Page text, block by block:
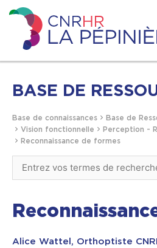
to
content
Centre
national
de
handicaps
La
Pépinière
Actualités
BASE DE
Base de connaissances
Base de
Vision fonctionnelle
Perception -
Reconnaissance de formes
Alice Wattel, Orthoptiste